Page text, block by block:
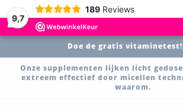
9,7
189 Reviews
naar de
content
Doe de gratis vitaminetest!
Onze supplementen lijken licht
extreem effectief door micellen
waarom.